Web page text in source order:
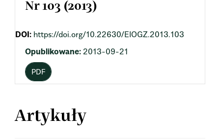
Nr 103 (2013)
DOI: https://doi.org/10.22630/EIOGZ.2013.103
Opublikowane: 2013-09-21
PDF
Artykuły